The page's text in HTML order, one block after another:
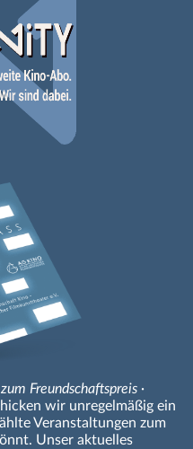
Freundschaftspreis ·
wir unregelmäßig ein
Veranstaltungen zum
Unser aktuelles